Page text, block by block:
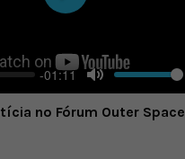
-01:11
Mute
Play
no Fórum Outer Space